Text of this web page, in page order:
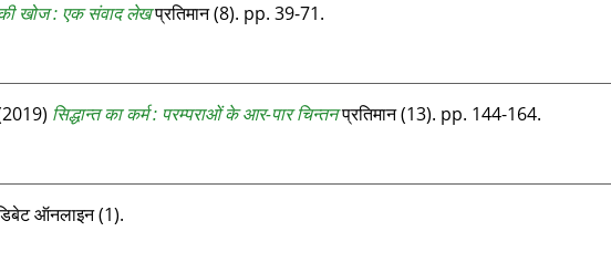
की खोज : एक संवाद लेखप्रतिमान (8). pp. 39-71.
सिद्धान्त का कर्म : परम्पराओं के आर-पार चिन्तनप्रतिमान (13). pp. 144-164.
ऑनलाइन (1).